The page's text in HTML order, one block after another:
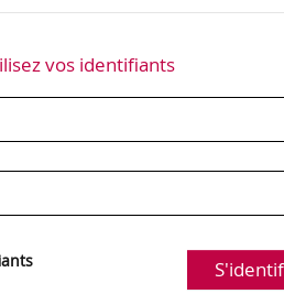
vos identifiants